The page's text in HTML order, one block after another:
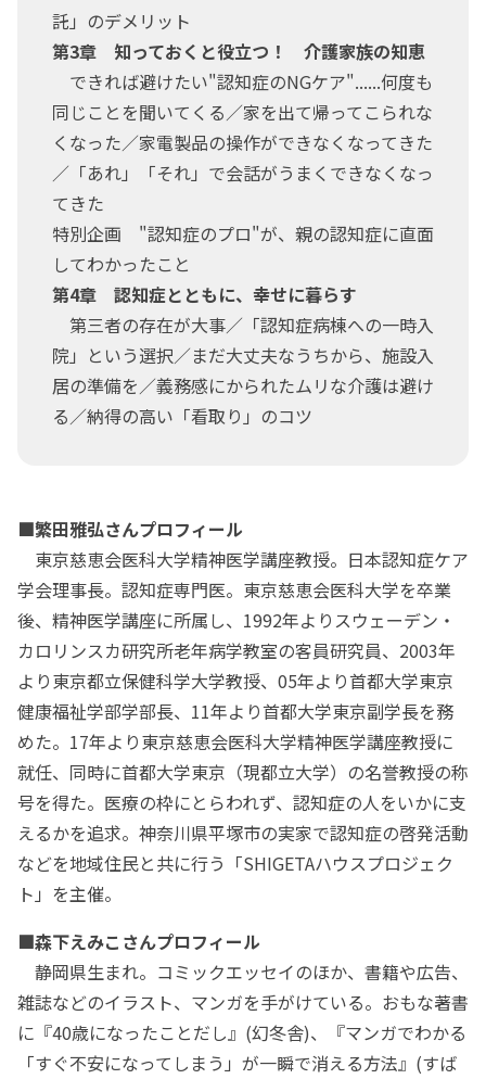
託」のデメリット
第3章 知っておくと役立つ！ 介護家族の知恵
できれば避けたい"認知症のNGケア"......何度も
同じことを聞いてくる／家を出て帰ってこられな
くなった／家電製品の操作ができなくなってきた
／「あれ」「それ」で会話がうまくできなくなっ
てきた
特別企画 "認知症のプロ"が、親の認知症に直面
してわかったこと
第4章 認知症とともに、幸せに暮らす
第三者の存在が大事／「認知症病棟への一時入
院」という選択／まだ大丈夫なうちから、施設入
居の準備を／義務感にかられたムリな介護は避け
る／納得の高い「看取り」のコツ
■繁田雅弘さんプロフィール
東京慈恵会医科大学精神医学講座教授。日本認知症ケア
学会理事長。認知症専門医。東京慈恵会医科大学を卒業
後、精神医学講座に所属し、1992年よりスウェーデン・
カロリンスカ研究所老年病学教室の客員研究員、2003年
より東京都立保健科学大学教授、05年より首都大学東京
健康福祉学部学部長、11年より首都大学東京副学長を務
めた。17年より東京慈恵会医科大学精神医学講座教授に
就任、同時に首都大学東京（現都立大学）の名誉教授の称
号を得た。医療の枠にとらわれず、認知症の人をいかに支
えるかを追求。神奈川県平塚市の実家で認知症の啓発活動
などを地域住民と共に行う「SHIGETAハウスプロジェク
ト」を主催。
■森下えみこさんプロフィール
静岡県生まれ。コミックエッセイのほか、書籍や広告、
雑誌などのイラスト、マンガを手がけている。おもな著書
に『40歳になったことだし』(幻冬舎)、『マンガでわかる
「すぐ不安になってしまう」が一瞬で消える方法』(すば